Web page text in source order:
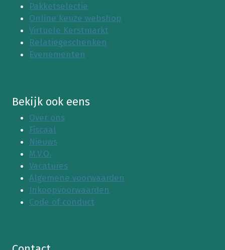
Pakketselectie
Online keuze webshop
Virtuele Kerstmarkt
Relatiegeschenken
Evenementen
Bekijk ook eens
Over ons
Fiscaal
Nieuws
M.V.O.
Vacatures
Algemene voorwaarden
Inkoopvoorwaarden
Code of conduct